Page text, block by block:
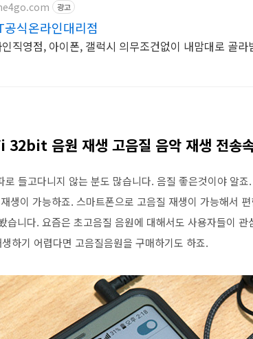
광고
식온라인대리점
직영점, 아이폰, 갤럭시 의무조건없이 내맘대로 골라
32bit 음원 재생 고음질 음악 재생 전송
로 들고다니지 않는 분도 많습니다. 음질 좋은것이야 알
생이 가능하죠. 스마트폰으로 고음질 재생이 가능해서
습니다. 요즘은 초고음질 음원에 대해서도 사용자들이
하기 어렵다면 고음질음원을 구매하기도 하죠.